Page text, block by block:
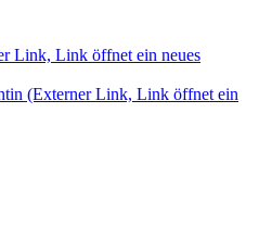
Link, Link öffnet ein neues
(Externer Link, Link öffnet ein